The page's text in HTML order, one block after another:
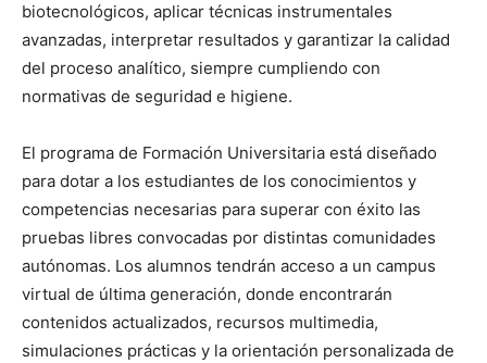
biotecnológicos, aplicar técnicas instrumentales
avanzadas, interpretar resultados y garantizar la calidad
del proceso analítico, siempre cumpliendo con
normativas de seguridad e higiene.
El programa de Formación Universitaria está diseñado
para dotar a los estudiantes de los conocimientos y
competencias necesarias para superar con éxito las
pruebas libres convocadas por distintas comunidades
autónomas. Los alumnos tendrán acceso a un campus
virtual de última generación, donde encontrarán
contenidos actualizados, recursos multimedia,
simulaciones prácticas y la orientación personalizada de